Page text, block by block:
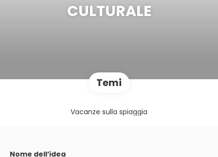
CULTURALE
Temi
Vacanze sulla spiaggia
Nome dell’idea